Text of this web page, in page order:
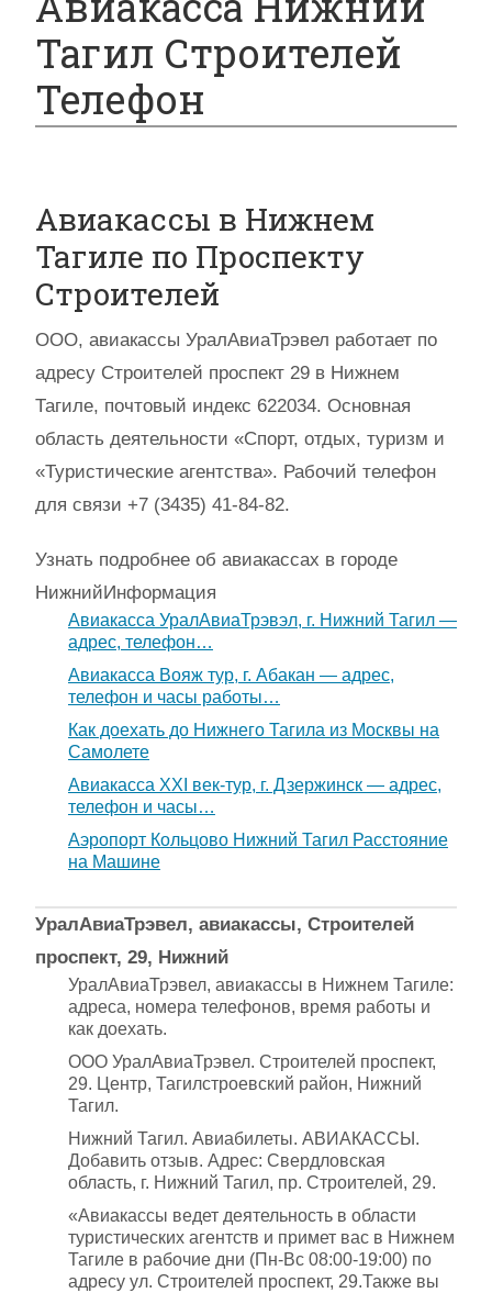
Тагил Строителей
Телефон
Авиакассы в Нижнем
Тагиле по Проспекту
Строителей
ООО, авиакассы УралАвиаТрэвел работает по
адресу Строителей проспект 29 в Нижнем
Тагиле, почтовый индекс 622034. Основная
область деятельности «Спорт, отдых, туризм и
«Туристические агентства». Рабочий телефон
для связи +7 (3435) 41-84-82.
Узнать подробнее об авиакассах в городе
НижнийИнформация
Авиакасса УралАвиаТрэвэл, г. Нижний Тагил —
адрес, телефон…
Авиакасса Вояж тур, г. Абакан — адрес,
телефон и часы работы…
Как доехать до Нижнего Тагила из Москвы на
Самолете
Авиакасса XXI век-тур, г. Дзержинск — адрес,
телефон и часы…
Аэропорт Кольцово Нижний Тагил Расстояние
на Машине
УралАвиаТрэвел, авиакассы, Строителей
проспект, 29, Нижний
УралАвиаТрэвел, авиакассы в Нижнем Тагиле:
адреса, номера телефонов, время работы и
как доехать.
ООО УралАвиаТрэвел. Строителей проспект,
29. Центр, Тагилстроевский район, Нижний
Тагил.
Нижний Тагил. Авиабилеты. АВИАКАССЫ.
Добавить отзыв. Адрес: Свердловская
область, г. Нижний Тагил, пр. Строителей, 29.
«Авиакассы ведет деятельность в области
туристических агентств и примет вас в Нижнем
Тагиле в рабочие дни (Пн-Вс 08:00-19:00) по
адресу ул. Строителей проспект, 29.Также вы